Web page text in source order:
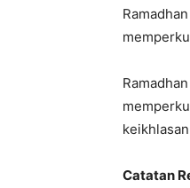
Catatan